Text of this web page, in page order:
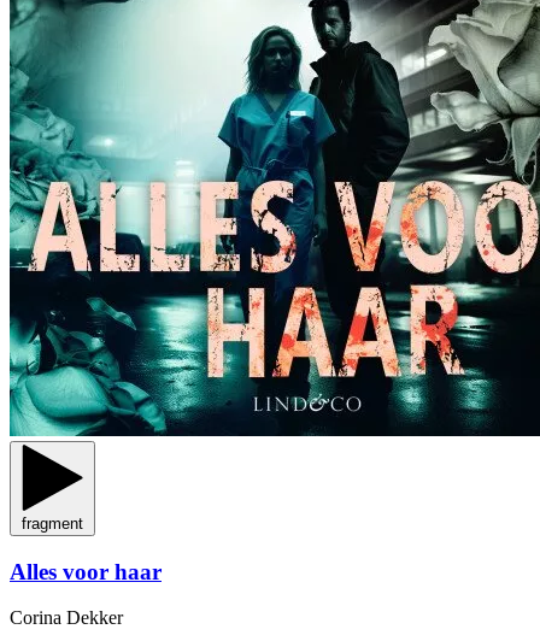
fragment
Alles voor haar
Corina Dekker